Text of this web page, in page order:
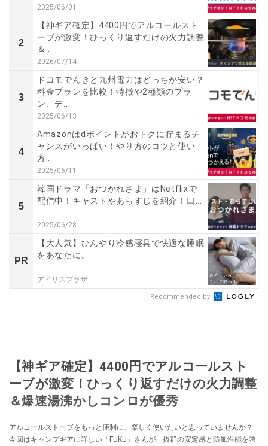
2025/06/01
2
【神ギア確定】4400円でアルコールスト
ーブが激変！ひっくり返すだけの火力調整
＆...
2026/07/14
3
ドコモでんきと九州電力はどっちが安い？
料金プランを比較！特徴や2種類のプラ
ン、デ...
2025/06/13
4
Amazonはdポイントがおトクに貯まるチ
ャンスがいっぱい！やり方のコツと使い
方...
2025/06/11
5
韓国ドラマ「おつかれさま」はNetflixで
配信中！キャストやあらすじを紹介！口...
2025/06/28
PR
【大人気】ひんやり冷感寝具で快適な睡眠
をあなたに。
アイリスプラザ
Recommended by
【神ギア確定】4400円でアルコールスト
ーブが激変！ひっくり返すだけの火力調整
＆爆速湯沸かしコンロが優秀
アルコールストーブをもっと便利に、楽しく使いたいと思っていませんか？
今回はキャンプギアに詳しい「FUKU」さんが、抜群の安定感と防風性能を誇